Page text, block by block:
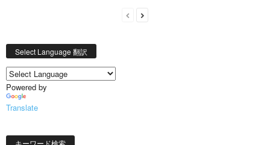
Select Language 翻訳
Powered by
Translate
キーワード検索